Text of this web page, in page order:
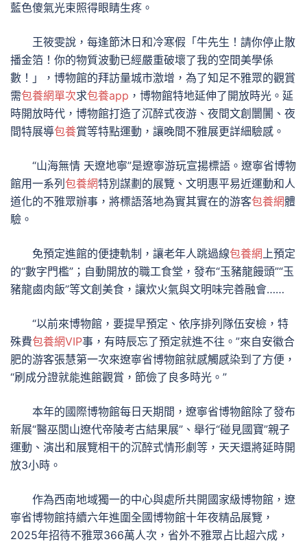
藍色傻氣光束照得眼睛生疼。
王筱雯說，每逢節沐日和冷寒假「牛先生！請你停止散
播金箔！你的物質波動已經嚴重破壞了我的空間美學係
數！」，博物館的拜訪量城市激增，為了知足不雅眾的觀賞
需包養網單次求包養app ，博物館特地延伸了開放時光。延
時開放時代，博物館打造了沉醉式夜游、夜間文創闤闠、夜
間特展導包養賞等特點運動，讓晚間不雅展更詳細驗感。
“山海無情 天遼地寧”是遼寧游玩宣揚標語。遼寧省博物
館用一系列 包養網特別謀劃的展覽、文明惠平易近運動和人
道化的不雅眾辦事，將標語落地為實其實在的游客包養網體
驗。
免預定進館的便捷軌制，讓老年人跳過線包養網上預定
的“數字門檻”；自動開放的職工食堂，發布“玉豬龍饅頭”“玉
豬龍鹵肉飯”等文創美食，讓炊火氣與文明味完善融會……
“以前來博物館，要提早預定、依序排列隊伍安檢，特
殊費包養網VIP事，有時辰忘了預定就進不往。”來自安徽合
肥的游客張慧第一次來遼寧省博物館就感觸感染到了方便，
“刷成分證就能進館觀賞，節儉了良多時光。”
本年的國際博物館每日天期間，遼寧省博物館除了發布
新展“醫巫閭山遼代帝陵考古結果展”、舉行“碰見國寶”親子
運動、演出和展覽相干的沉醉式情形劇等，天天還將延時開
放3小時。
作為西南地域獨一的中心與處所共開國家級博物館，遼
寧省博物館持續六年進圍全國博物館十年夜精品展覽，
2025年招待不雅眾366萬人次，省外不雅眾占比超六成，